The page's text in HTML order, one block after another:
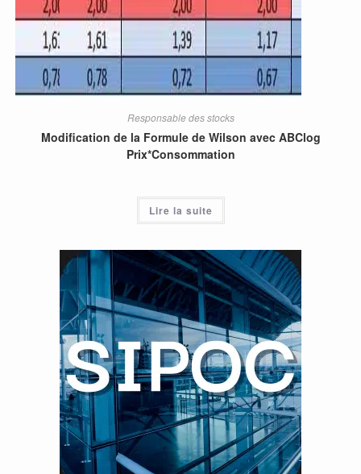
Responsable des stocks
Modification de la Formule de Wilson avec ABClog
Prix*Consommation
Lire la suite